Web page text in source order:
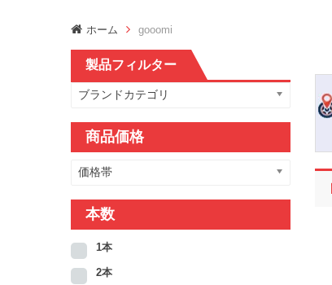
ホーム gooomi
製品フィルター
ブランドカテゴリ
商品価格
価格帯
本数
1本
2本